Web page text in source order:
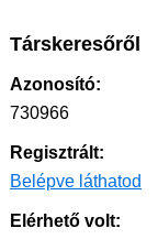
Társkeresőről
Azonosító:
730966
Regisztrált:
Belépve láthatod
Elérhető volt: